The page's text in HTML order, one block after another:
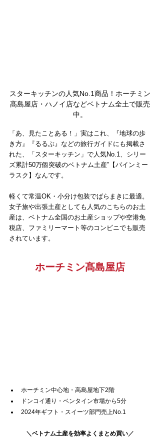
スターキッチンの人気No.1商品！ホーチミン
髙島屋店・ハノイ店などベトナム全土で販売
中。
「あ、見たことある！」実はこれ、『地球の歩
き方』『るるぶ』などの旅行ガイドにも掲載さ
れた、「スターキッチン」で人気No.1、シリー
ズ累計50万個突破のベトナム土産”【バインミー
ラスク】なんです。
軽くて常温OK・小分け包装でばらまきに最適。
女子旅や出張土産としても人気のこちらのお土
産は、ベトナム全国のお土産ショップや空港免
税店、ファミリーマート等のコンビニでも販売
されています。
ホーチミン髙島屋店
ホーチミン中心地・高島屋地下2階
ドンコイ通り・ベンタイン市場から5分
2024年ギフト・スイーツ部門売上No.1
＼ベトナム土産を効率よくまとめ買い／